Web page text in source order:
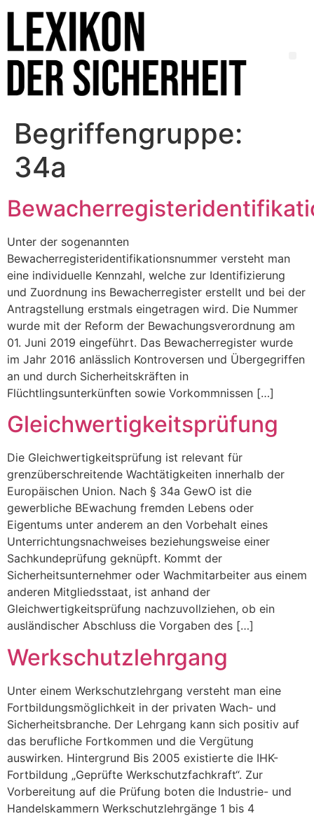
Begriffengruppe:
34a
Unter der sogenannten
Bewacherregisteridentifikationsnummer versteht man
eine individuelle Kennzahl, welche zur Identifizierung
und Zuordnung ins Bewacherregister erstellt und bei der
Antragstellung erstmals eingetragen wird. Die Nummer
wurde mit der Reform der Bewachungsverordnung am
01. Juni 2019 eingeführt. Das Bewacherregister wurde
im Jahr 2016 anlässlich Kontroversen und Übergegriffen
an und durch Sicherheitskräften in
Flüchtlingsunterkünften sowie Vorkommnissen […]
Gleichwertigkeitsprüfung
Die Gleichwertigkeitsprüfung ist relevant für
grenzüberschreitende Wachtätigkeiten innerhalb der
Europäischen Union. Nach § 34a GewO ist die
gewerbliche BEwachung fremden Lebens oder
Eigentums unter anderem an den Vorbehalt eines
Unterrichtungsnachweises beziehungsweise einer
Sachkundeprüfung geknüpft. Kommt der
Sicherheitsunternehmer oder Wachmitarbeiter aus einem
anderen Mitgliedsstaat, ist anhand der
Gleichwertigkeitsprüfung nachzuvollziehen, ob ein
ausländischer Abschluss die Vorgaben des […]
Werkschutzlehrgang
Unter einem Werkschutzlehrgang versteht man eine
Fortbildungsmöglichkeit in der privaten Wach- und
Sicherheitsbranche. Der Lehrgang kann sich positiv auf
das berufliche Fortkommen und die Vergütung
auswirken. Hintergrund Bis 2005 existierte die IHK-
Fortbildung „Geprüfte Werkschutzfachkraft“. Zur
Vorbereitung auf die Prüfung boten die Industrie- und
Handelskammern Werkschutzlehrgänge 1 bis 4